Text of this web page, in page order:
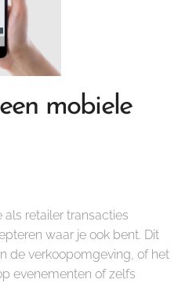
mobiele
als retailer transacties
waar je ook bent. Dit
de verkoopomgeving, of het
evenementen of zelfs